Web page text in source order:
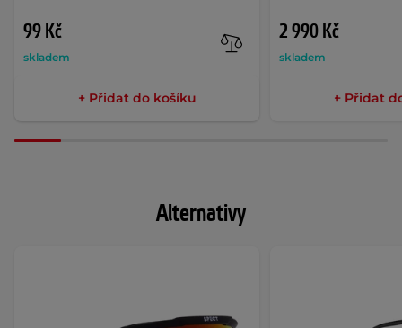
99 Kč
skladem
+ Přidat do košíku
2 990 Kč
skladem
+ Přidat
Alternativy